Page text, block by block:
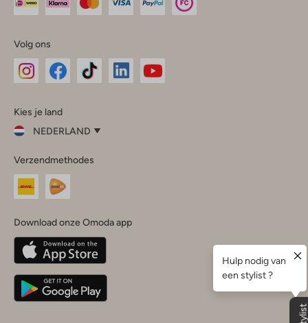
Volg ons
InstagramFacebook
Kies je land
NEDERLAND
je
land
Nederland
Belgique(Français)
Deutschland
Verzendmethodes
Download onze Omoda app